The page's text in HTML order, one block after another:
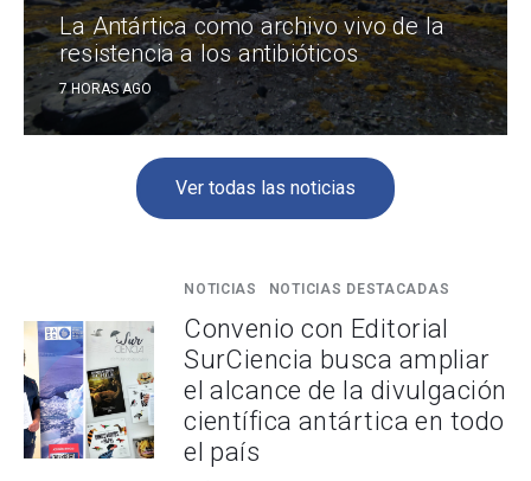
La Antártica como archivo vivo de la
resistencia a los antibióticos
7 HORAS AGO
Ver todas las noticias
NOTICIAS NOTICIAS DESTACADAS
Convenio con Editorial
SurCiencia busca ampliar
el alcance de la divulgación
científica antártica en todo
el país